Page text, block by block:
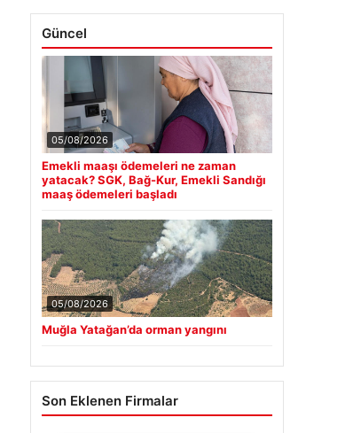
Güncel
05/08/2026
Emekli maaşı ödemeleri ne zaman
yatacak? SGK, Bağ-Kur, Emekli Sandığı
maaş ödemeleri başladı
05/08/2026
Muğla Yatağan’da orman yangını
Son Eklenen Firmalar